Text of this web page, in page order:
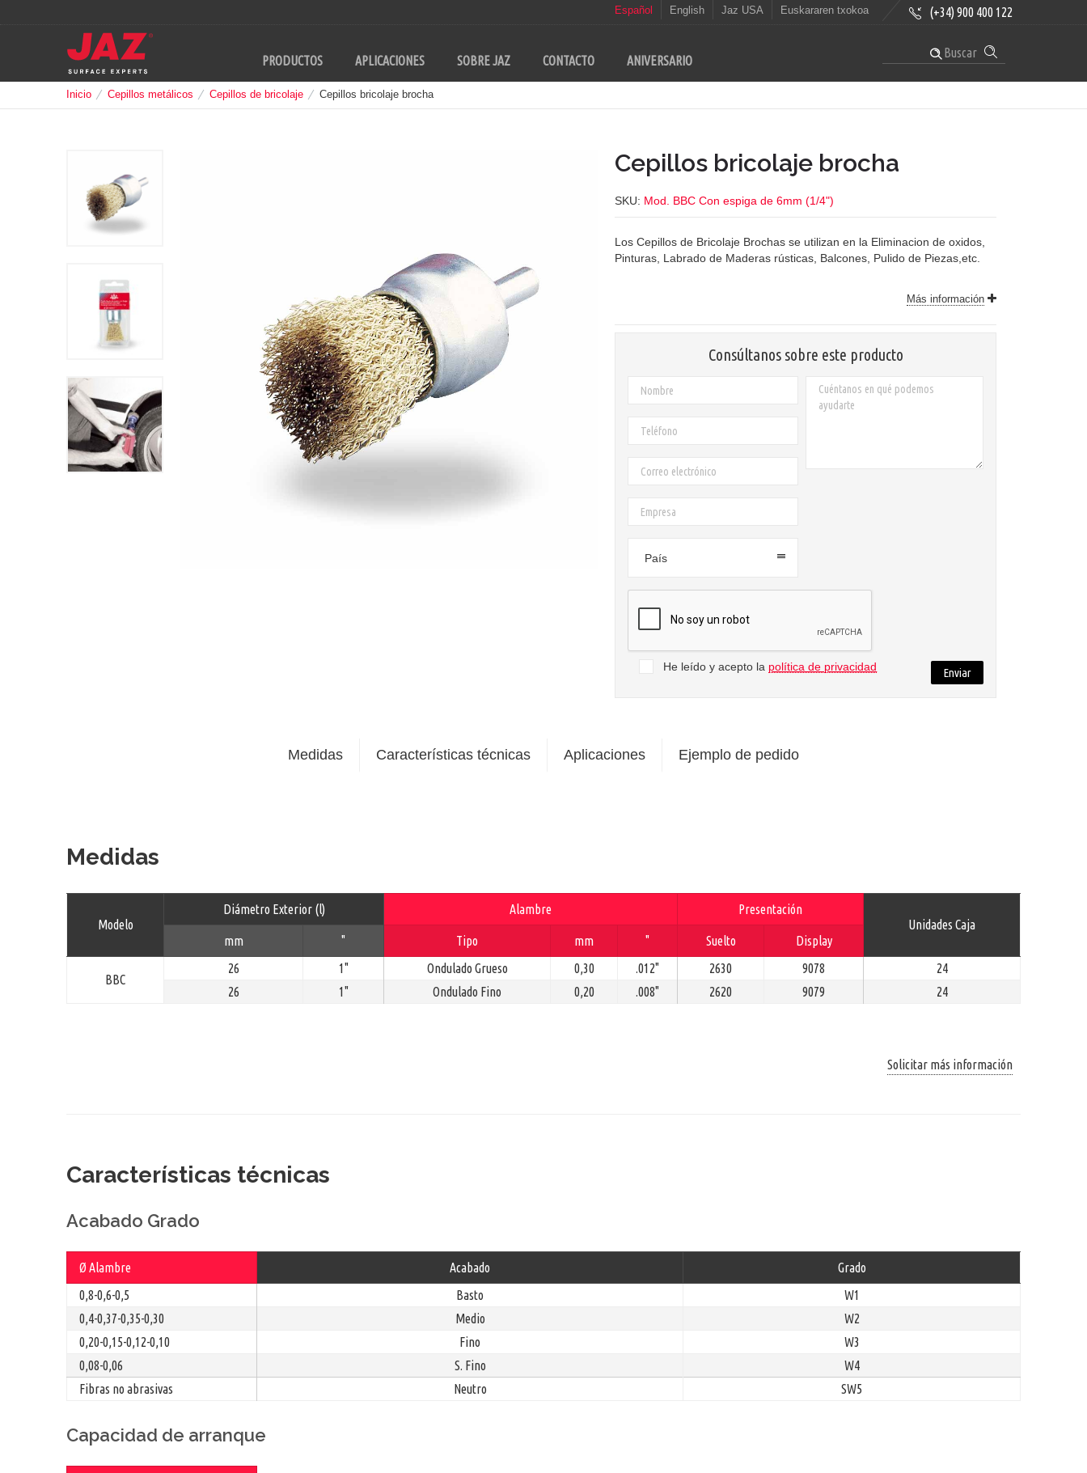
Español English Jaz USA Euskararen txokoa (+34) 900 400 122
Buscar
PRODUCTOS APLICACIONES SOBRE JAZ CONTACTO ANIVERSARIO
Inicio Cepillos metálicos Cepillos de bricolaje Cepillos bricolaje brocha
Cepillos bricolaje brocha
SKU: Mod. BBC Con espiga de 6mm (1/4")
Los Cepillos de Bricolaje Brochas se utilizan en la Eliminacion de oxidos,
Pinturas, Labrado de Maderas rústicas, Balcones, Pulido de Piezas,etc.
Más información
Consúltanos sobre este producto
País
He leído y acepto la política de privacidad
Medidas Características técnicas Aplicaciones Ejemplo de pedido
Medidas
Modelo
Diámetro Exterior (l) Alambre
Presentación
Unidades Caja
mm
" Tipo mm " Suelto Display
BBC
26 1" Ondulado Grueso 0,30 .012" 2630 9078
24
26
1" Ondulado Fino 0,20 .008" 2620 9079 24
Solicitar más información
Características técnicas
Acabado Grado
Ø Alambre Acabado
Grado
0,8-0,6-0,5
Basto
W1
0,4-0,37-0,35-0,30
Medio
W2
0,20-0,15-0,12-0,10
Fino
W3
0,08-0,06
S. Fino
W4
Fibras no abrasivas
Neutro SW5
Capacidad de arranque